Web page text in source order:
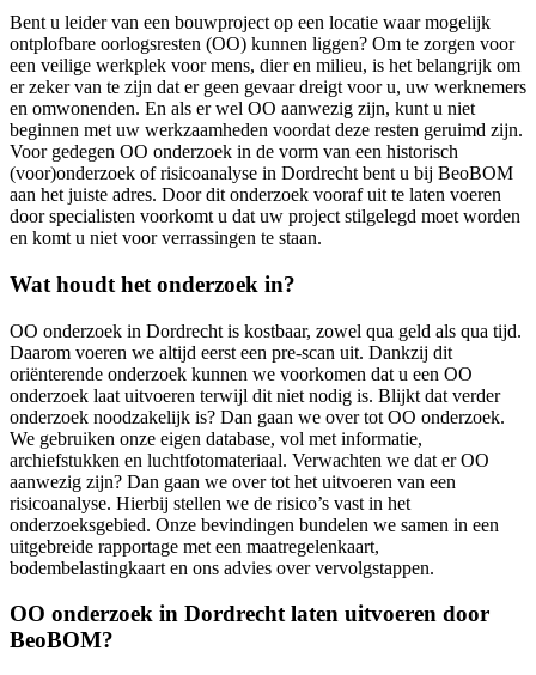
Bent u leider van een bouwproject op een locatie waar mogelijk
ontplofbare oorlogsresten (OO) kunnen liggen? Om te zorgen voor
een veilige werkplek voor mens, dier en milieu, is het belangrijk om
er zeker van te zijn dat er geen gevaar dreigt voor u, uw werknemers
en omwonenden. En als er wel OO aanwezig zijn, kunt u niet
beginnen met uw werkzaamheden voordat deze resten geruimd zijn.
Voor gedegen OO onderzoek in de vorm van een historisch
(voor)onderzoek of risicoanalyse in Dordrecht bent u bij BeoBOM
aan het juiste adres. Door dit onderzoek vooraf uit te laten voeren
door specialisten voorkomt u dat uw project stilgelegd moet worden
en komt u niet voor verrassingen te staan.
Wat houdt het onderzoek in?
OO onderzoek in Dordrecht is kostbaar, zowel qua geld als qua tijd.
Daarom voeren we altijd eerst een pre-scan uit. Dankzij dit
oriënterende onderzoek kunnen we voorkomen dat u een OO
onderzoek laat uitvoeren terwijl dit niet nodig is. Blijkt dat verder
onderzoek noodzakelijk is? Dan gaan we over tot OO onderzoek.
We gebruiken onze eigen database, vol met informatie,
archiefstukken en luchtfotomateriaal. Verwachten we dat er OO
aanwezig zijn? Dan gaan we over tot het uitvoeren van een
risicoanalyse. Hierbij stellen we de risico’s vast in het
onderzoeksgebied. Onze bevindingen bundelen we samen in een
uitgebreide rapportage met een maatregelenkaart,
bodembelastingkaart en ons advies over vervolgstappen.
OO onderzoek in Dordrecht laten uitvoeren door
BeoBOM?